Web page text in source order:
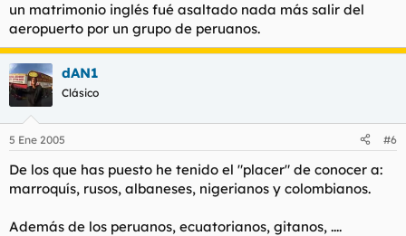
un matrimonio inglés fué asaltado nada más salir del
aeropuerto por un grupo de peruanos.
dAN1
Clásico
5 Ene 2005 #6
De los que has puesto he tenido el "placer" de conocer a:
marroquís, rusos, albaneses, nigerianos y colombianos.
Además de los peruanos, ecuatorianos, gitanos, ....